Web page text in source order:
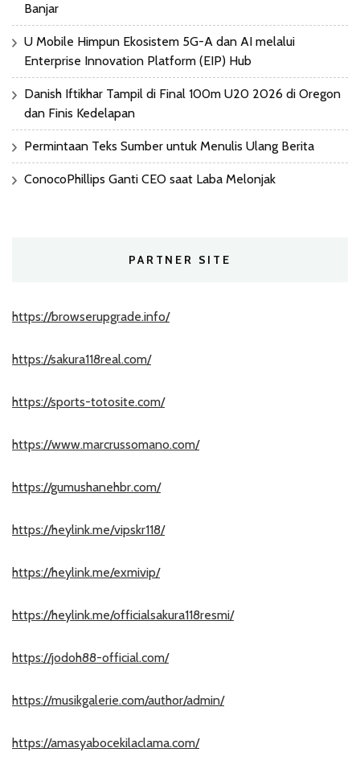
Banjar
U Mobile Himpun Ekosistem 5G-A dan AI melalui
Enterprise Innovation Platform (EIP) Hub
Danish Iftikhar Tampil di Final 100m U20 2026 di Oregon
dan Finis Kedelapan
Permintaan Teks Sumber untuk Menulis Ulang Berita
ConocoPhillips Ganti CEO saat Laba Melonjak
PARTNER SITE
https://browserupgrade.info/
https://sakura118real.com/
https://sports-totosite.com/
https://www.marcrussomano.com/
https://gumushanehbr.com/
https://heylink.me/vipskr118/
https://heylink.me/exmivip/
https://heylink.me/officialsakura118resmi/
https://jodoh88-official.com/
https://musikgalerie.com/author/admin/
https://amasyabocekilaclama.com/